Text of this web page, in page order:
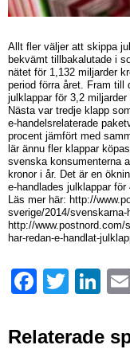
Allt fler väljer att skippa
bekvämt tillbakalutade i
nätet för 1,132 miljarder
period förra året. Fram till
julklappar för 3,2
Nästa var tredje klapp
e-handelsrelaterade
procent jämfört med
lär ännu fler klappar
svenska konsumenterna
kronor i år. Det är en
e-handlades julklappar för
Läs mer här: http://
sverige/2014/svenskarna-
http://www.postnord.com/
har-redan-e-handlat-
FacebookTwitter
Relaterade